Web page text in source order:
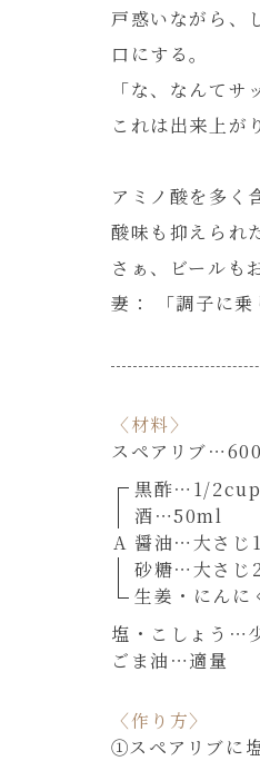
戸惑いながら、
口にする。
「な、なんてサ
これは出来上が
アミノ酸を多く
酸味も抑えられ
さぁ、ビールも
妻： 「調子に乗
〈材料〉
スペアリブ
A
黒酢
1/2cup
酒
50ml
醤油
大さじ1
砂糖
大さじ2
生姜・にんに
塩・こしょう
ごま油
適量
〈作り方〉
スペアリブに